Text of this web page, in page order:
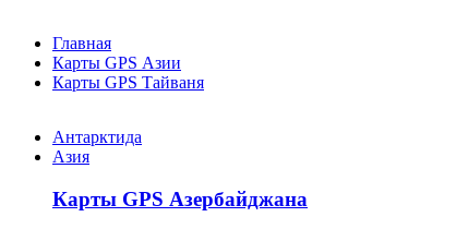
Главная
Карты GPS Азии
Карты GPS Тайваня
Антарктида
Азия
Карты GPS Азербайджана